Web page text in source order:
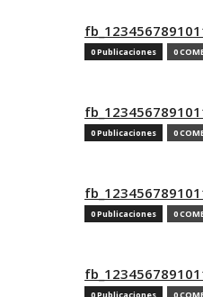
0 Publicaciones 0
0 Publicaciones 0
0 Publicaciones 0
0 Publicaciones 0